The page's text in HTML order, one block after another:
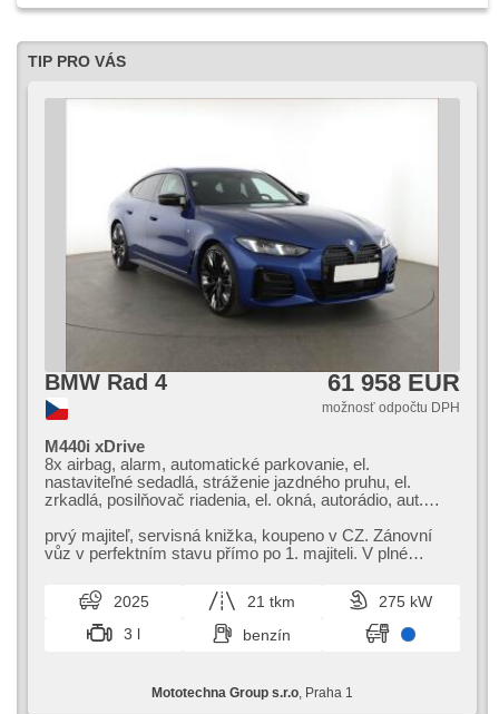
TIP PRO VÁS
BMW Rad 4 61 958 EUR
možnosť odpočtu DPH
M440i xDrive
8x airbag, alarm, automatické parkovanie, el.
nastaviteľné sedadlá, stráženie jazdného pruhu, el.
zrkadlá, posilňovač riadenia, el. okná, autorádio, aut.
(ASR), centrálne zamykanie, palubný počítač, el.
sklopné zrkadlá, stabilizácia podvozka (ESP),
tlačítkom, športové sedadlá, senzor tlaku v
pneumatikách, USB, aut. prevodovka, pohon 4 x 4
prvý majiteľ,​ servisná knižka,​ koupeno v CZ. Zánovní
vůz v perfektním stavu přímo po 1. majiteli. V plné
2025 21 tkm
275 kW
3 l
benzín
Mototechna Group s.r.o , Praha 1